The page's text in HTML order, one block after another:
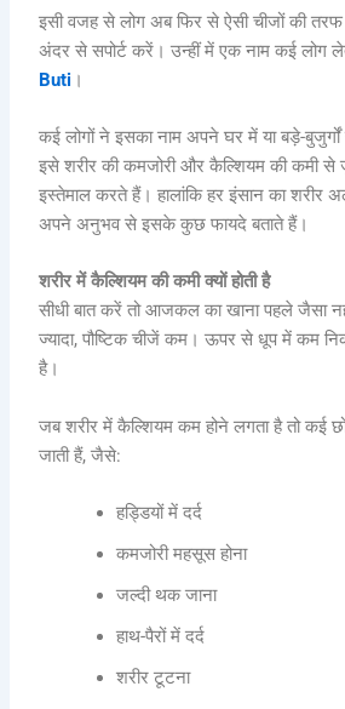
इसी वजह से लोग अब फिर से ऐसी चीजों की तरफ
अंदर से सपोर्ट करें। उन्हीं में एक नाम कई लोग
Buti ।
कई लोगों ने इसका नाम अपने घर में या बड़े-
इसे शरीर की कमजोरी और कैल्शियम की कमी से
इस्तेमाल करते हैं। हालांकि हर इंसान का शरीर
अपने अनुभव से इसके कुछ फायदे बताते हैं।
शरीर में कैल्शियम की कमी क्यों होती है
सीधी बात करें तो आजकल का खाना पहले जैसा
ज्यादा, पौष्टिक चीजें कम। ऊपर से धूप में कम
है।
जब शरीर में कैल्शियम कम होने लगता है तो कई
जाती हैं, जैसे:
हड्डियों में दर्द
कमजोरी महसूस होना
जल्दी थक जाना
हाथ-पैरों में दर्द
शरीर टूटना